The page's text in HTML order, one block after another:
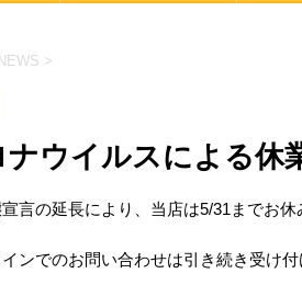
>
ナウイルスによる休
言の延長により、当店は5/31までお休
ンでのお問い合わせは引き続き受け付